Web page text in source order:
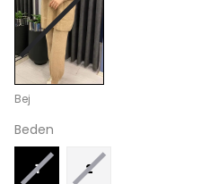
Bej
Beden
1 2